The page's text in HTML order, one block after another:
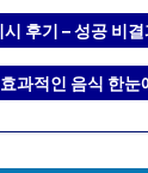
후기 – 성공 비
과적인 음식 한눈